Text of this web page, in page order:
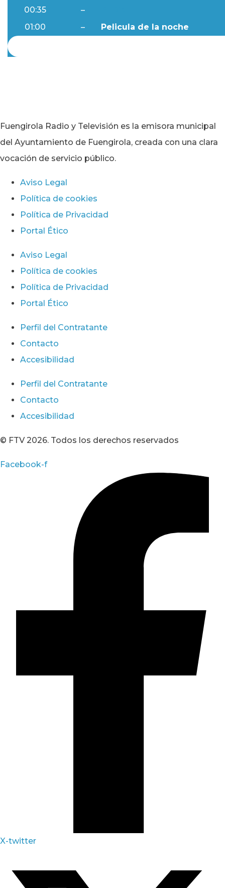
00:35 –
01:00
– Pelicula de la noche
Fuengirola Radio y Televisión es la emisora municipal
del Ayuntamiento de Fuengirola, creada con una clara
vocación de servicio público.
Aviso Legal
Política de cookies
Política de Privacidad
Portal Ético
Aviso Legal
Política de cookies
Política de Privacidad
Portal Ético
Perfil del Contratante
Contacto
Accesibilidad
Perfil del Contratante
Contacto
Accesibilidad
© FTV 2026. Todos los derechos reservados
Facebook-f
X-twitter